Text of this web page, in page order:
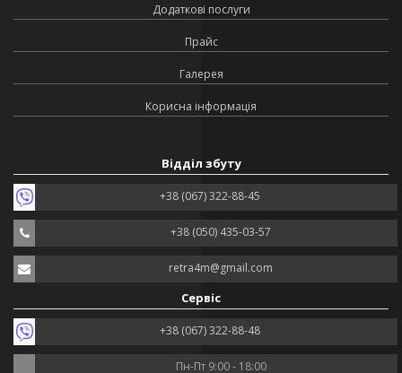
Додаткові послуги
Прайс
Галерея
Корисна інформація
Відділ збуту
+38 (067) 322-88-45
+38 (050) 435-03-57
retra4m@gmail.com
Сервіс
+38 (067) 322-88-48
Пн-Пт 9:00 - 18:00